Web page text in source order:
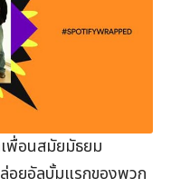
พื่อนสมัยมัธยม
อยอัลบั้มแรกของพวก